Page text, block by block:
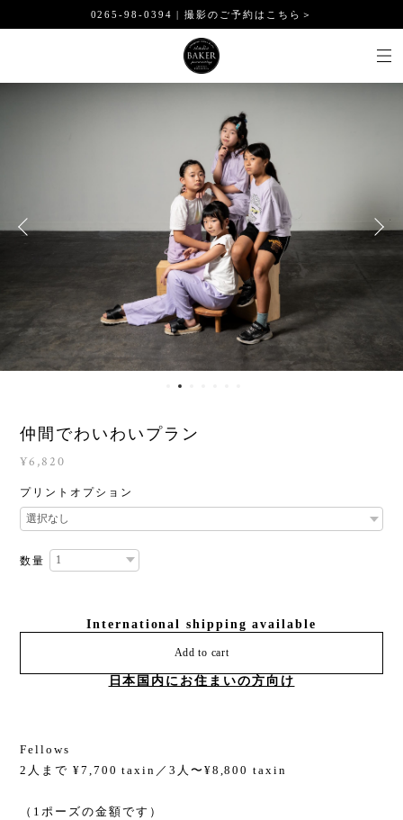
0265-98-0394 | 撮影のご予約はこちら＞
仲間でわいわいプラン
¥6,820
プリントオプション
数量
International shipping available
Add to cart
日本国内にお住まいの方向け
Fellows
2人まで ¥7,700 taxin／3人〜¥8,800 taxin
（1ポーズの金額です）